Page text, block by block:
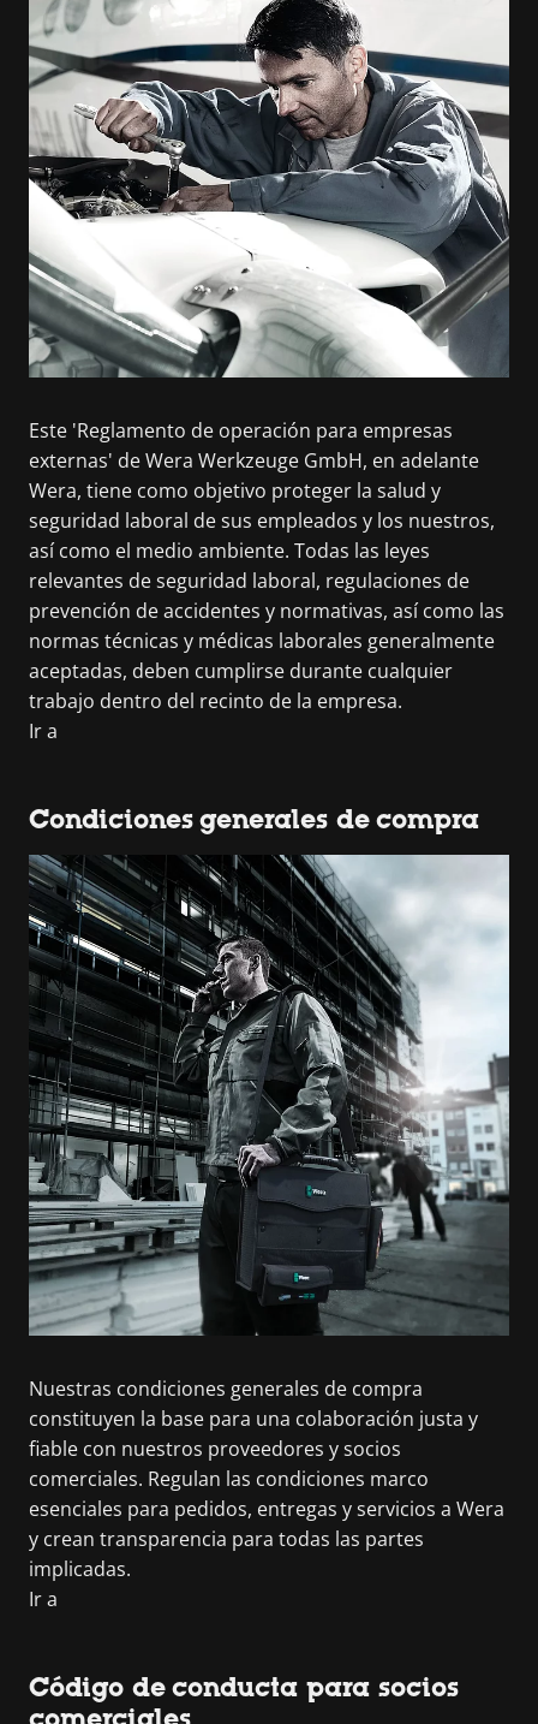
Este 'Reglamento de operación para empresas
externas' de Wera Werkzeuge GmbH, en adelante
Wera, tiene como objetivo proteger la salud y
seguridad laboral de sus empleados y los nuestros,
así como el medio ambiente. Todas las leyes
relevantes de seguridad laboral, regulaciones de
prevención de accidentes y normativas, así como las
normas técnicas y médicas laborales generalmente
aceptadas, deben cumplirse durante cualquier
trabajo dentro del recinto de la empresa.
Ir a
Condiciones generales de compra
Nuestras condiciones generales de compra
constituyen la base para una colaboración justa y
fiable con nuestros proveedores y socios
comerciales. Regulan las condiciones marco
esenciales para pedidos, entregas y servicios a Wera
y crean transparencia para todas las partes
implicadas.
Ir a
Código de conducta para socios